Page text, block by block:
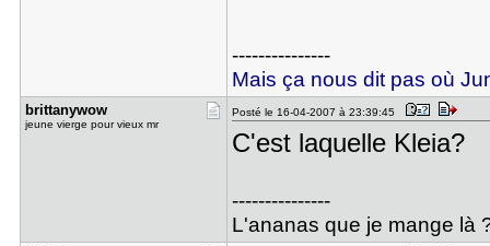
---------------
Mais ça nous dit pas où
brittanywo​w
jeune vierge pour vieux mr
Posté le 16-04-2007 à 23:39:45
C'est laquelle Kleia?
---------------
L'ananas que je mange là